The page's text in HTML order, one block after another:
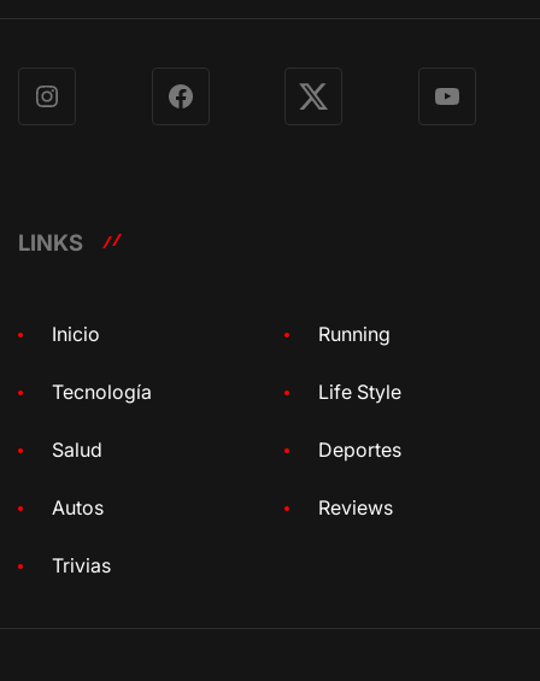
Instagram Facebook X YouTube
LINKS
Inicio Running
Tecnología Life Style
Salud Deportes
Autos Reviews
Trivias